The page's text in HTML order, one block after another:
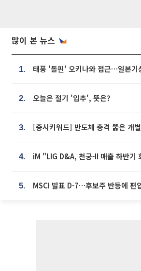
많이 본 뉴스
1.
2. 오늘은 절기 '입추', 뜻은?
3.
4.
5. MSCI 발표 D-7…후보주 반등에 편